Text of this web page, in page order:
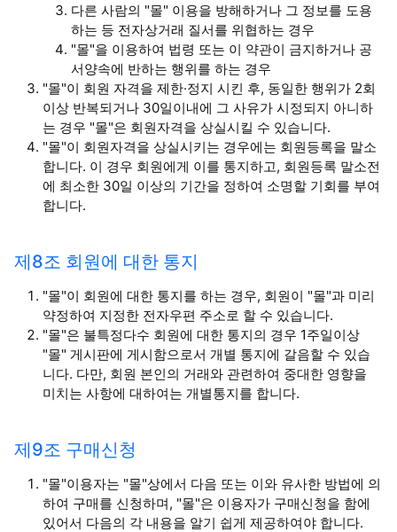
다른 사람의 "몰" 이용을 방해하거나 그 정보를 도용
하는 등 전자상거래 질서를 위협하는 경우
"몰"을 이용하여 법령 또는 이 약관이 금지하거나 공
서양속에 반하는 행위를 하는 경우
"몰"이 회원 자격을 제한·정지 시킨 후, 동일한 행위가 2회
이상 반복되거나 30일이내에 그 사유가 시정되지 아니하
는 경우 "몰"은 회원자격을 상실시킬 수 있습니다.
"몰"이 회원자격을 상실시키는 경우에는 회원등록을 말소
합니다. 이 경우 회원에게 이를 통지하고, 회원등록 말소전
에 최소한 30일 이상의 기간을 정하여 소명할 기회를 부여
합니다.
제8조 회원에 대한 통지
"몰"이 회원에 대한 통지를 하는 경우, 회원이 "몰"과 미리
약정하여 지정한 전자우편 주소로 할 수 있습니다.
"몰"은 불특정다수 회원에 대한 통지의 경우 1주일이상
"몰" 게시판에 게시함으로서 개별 통지에 갈음할 수 있습
니다. 다만, 회원 본인의 거래와 관련하여 중대한 영향을
미치는 사항에 대하여는 개별통지를 합니다.
제9조 구매신청
"몰"이용자는 "몰"상에서 다음 또는 이와 유사한 방법에 의
하여 구매를 신청하며, "몰"은 이용자가 구매신청을 함에
있어서 다음의 각 내용을 알기 쉽게 제공하여야 합니다.